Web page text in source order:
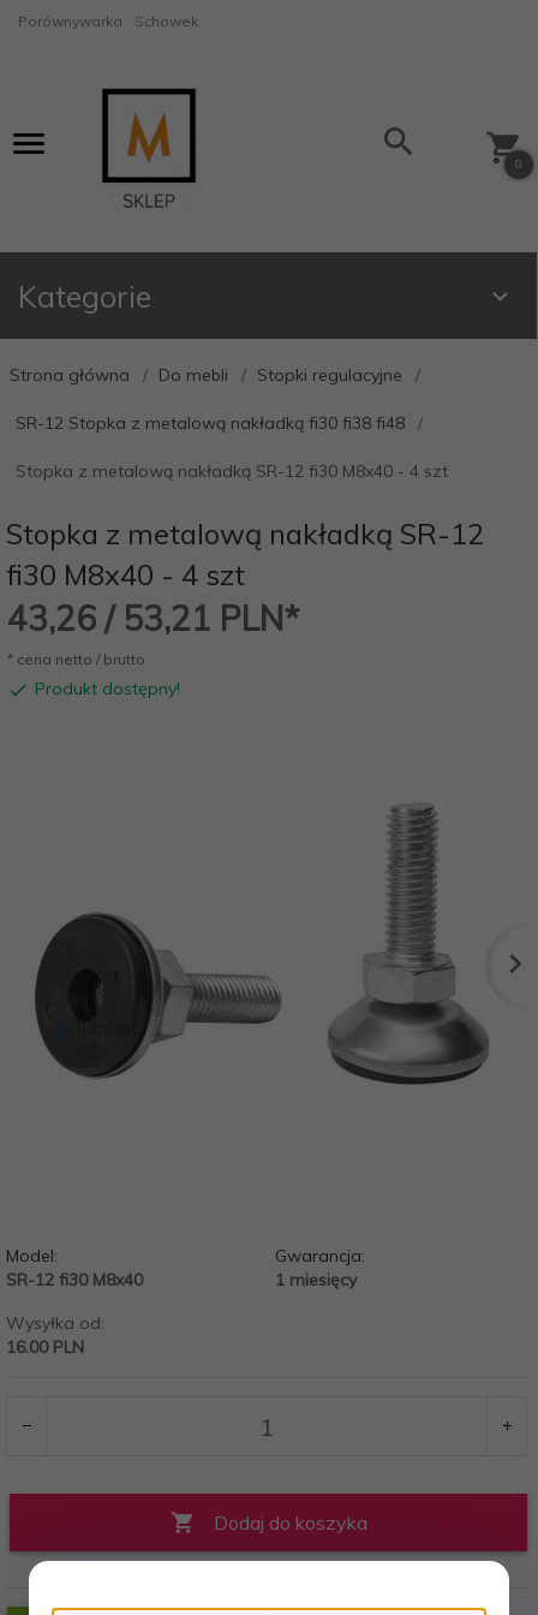
Porównywarka Schowek
0
Kategorie
Strona główna Do mebli Stopki regulacyjne
SR-12 Stopka z metalową nakładką fi30 fi38 fi48
Stopka z metalową nakładką SR-12 fi30 M8x40 - 4 szt
Stopka z metalową nakładką SR-12
fi30 M8x40 - 4 szt
43,26 / 53,21 PLN*
* cena netto / brutto
Produkt dostępny!
Model:
SR-12 fi30 M8x40
Gwarancja:
1 miesięcy
Wysyłka od:
16.00 PLN
Dodaj do koszyka